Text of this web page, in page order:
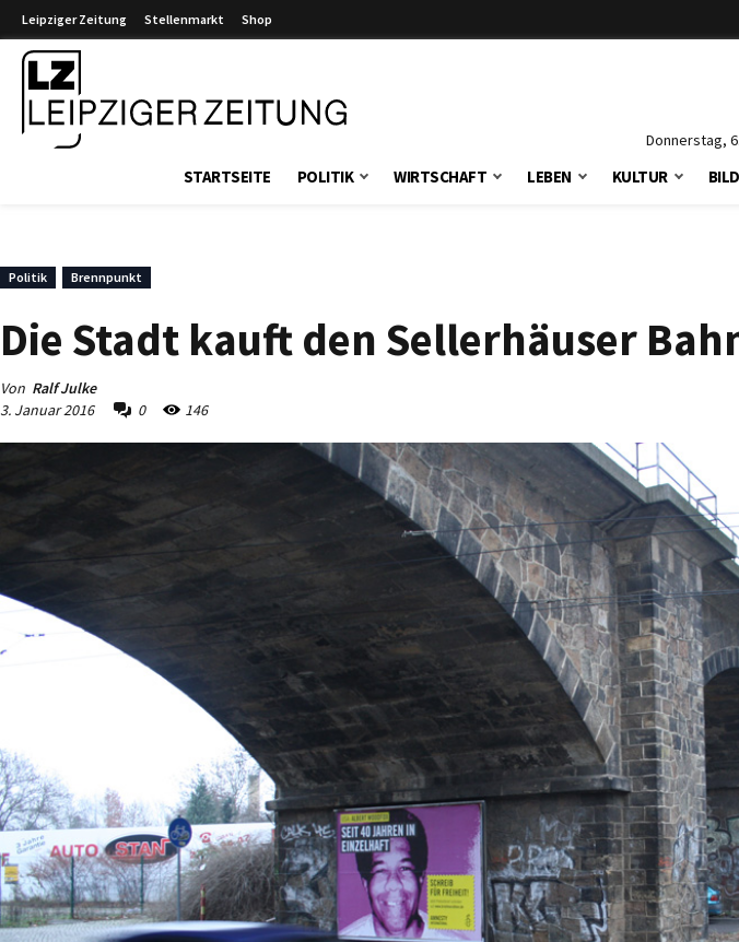
Leipziger Zeitung Stellenmarkt Shop
Donnerstag,
STARTSEITE POLITIK WIRTSCHAFT LEBEN KULTUR
Politik Brennpunkt
Die Stadt kauft den Sellerhäuser
Von Ralf Julke
3. Januar 2016
0 146